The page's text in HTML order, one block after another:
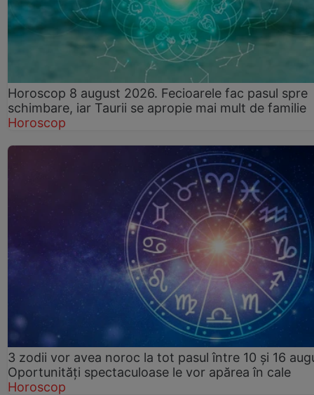
Horoscop 8 august 2026. Fecioarele fac pasul spre
schimbare, iar Taurii se apropie mai mult de familie
Horoscop
3 zodii vor avea noroc la tot pasul între 10 și 16
Oportunități spectaculoase le vor apărea în cale
Horoscop